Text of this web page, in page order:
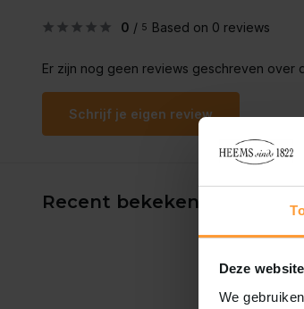
Deze
We
0 / 5 Based on 0 reviews
Er zijn nog geen reviews geschreven over
Schrijf je eigen review
Recent bekeken